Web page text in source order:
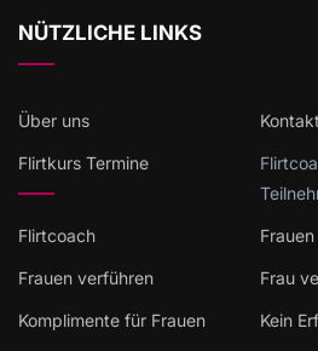
NÜTZLICHE LINKS
Über uns
Flirtkurs Termine
Flirtcoach
Frauen verführen Frau
Komplimente für Frauen Kein